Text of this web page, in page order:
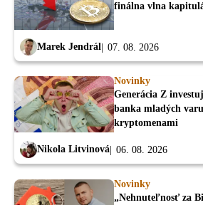
finálna vlna
Marek Jendrál 07. 08. 2026
Novinky
Generácia Z
banka mladých
kryptomenami
Nikola Litvinová 06. 08. 2026
Novinky
„Nehnuteľnosť za